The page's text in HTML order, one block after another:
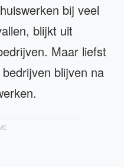
bij veel
blijkt uit
Maar liefst
blijven na